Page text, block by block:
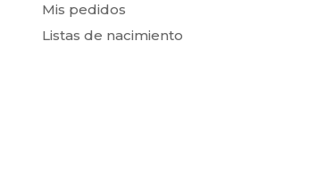
Mis pedidos
Listas de nacimiento